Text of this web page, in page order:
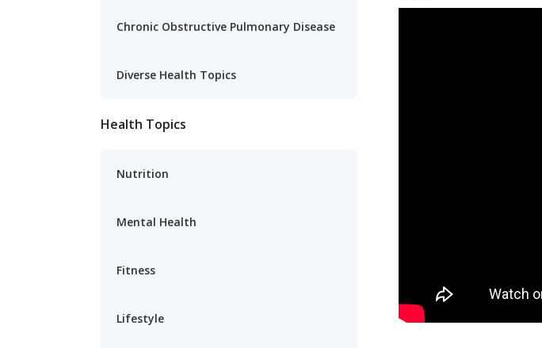
Chronic Obstructive Pulmonary Disease
Diverse Health Topics
Health Topics
Nutrition
Mental Health
Fitness
Lifestyle